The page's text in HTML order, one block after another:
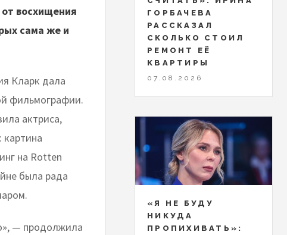
восхищения
сама же и
Кларк дала
фильмографии.
актриса,
картина
на Rotten
была рада
— продолжила
ГОРБАЧЕВА
РАССКАЗАЛ
СКОЛЬКО СТОИЛ
РЕМОНТ ЕЁ
КВАРТИРЫ
07.08.2026
«Я НЕ БУДУ
НИКУДА
ПРОПИХИВАТЬ»: